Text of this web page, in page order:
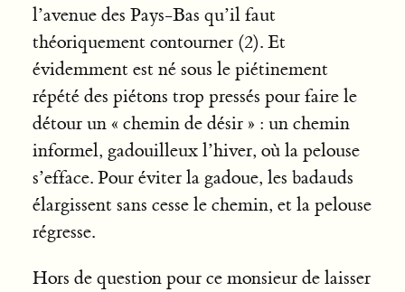
l’avenue des Pays-Bas qu’il faut
théoriquement contourner (2). Et
évidemment est né sous le piétinement
répété des piétons trop pressés pour faire le
détour un « chemin de désir » : un chemin
informel, gadouilleux l’hiver, où la pelouse
s’efface. Pour éviter la gadoue, les badauds
élargissent sans cesse le chemin, et la pelouse
régresse.
Hors de question pour ce monsieur de laisser